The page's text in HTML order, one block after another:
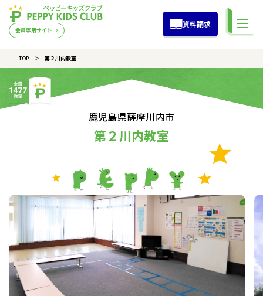
会員専用サイト
資料請求
TOP 第２川内教室
鹿児島県薩摩川内市
第２川内教室